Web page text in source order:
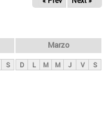
S
Marzo
D L M M J V S